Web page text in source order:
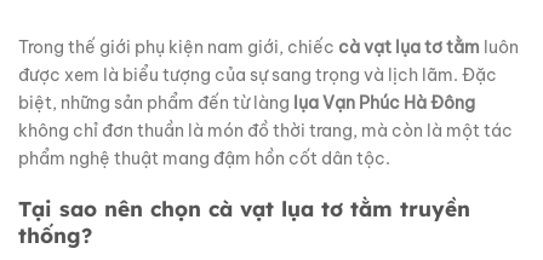
Trong thế giới phụ kiện nam giới, chiếc cà vạt lụa tơ tằm luôn
được xem là biểu tượng của sự sang trọng và lịch lãm. Đặc
biệt, những sản phẩm đến từ làng lụa Vạn Phúc Hà Đông
không chỉ đơn thuần là món đồ thời trang, mà còn là một tác
phẩm nghệ thuật mang đậm hồn cốt dân tộc.
Tại sao nên chọn cà vạt lụa tơ tằm truyền
thống?